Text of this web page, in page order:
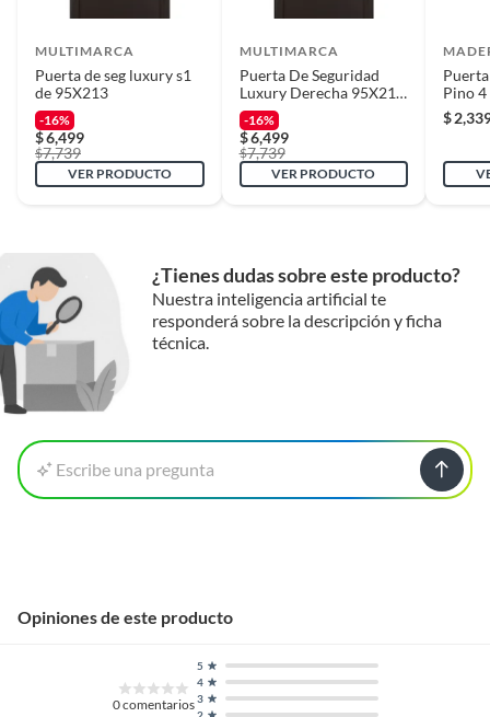
MULTIMARCA
Puerta de seg luxury s1
de 95X213
-16%
$6,499
$7,739
VER PRODUCTO
MULTIMARCA
Puerta De Seguridad
Luxury Derecha 95X213
Cm
-16%
$6,499
$7,739
VER PRODUCTO
Pino 4
213
$
¿Tienes dudas sobre este producto?
Nuestra inteligencia artificial te
responderá sobre la descripción y ficha
técnica.
Escribe una pregunta
Opiniones de este producto
0comentarios 3
4
5